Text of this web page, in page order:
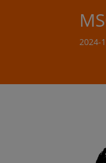
2024-